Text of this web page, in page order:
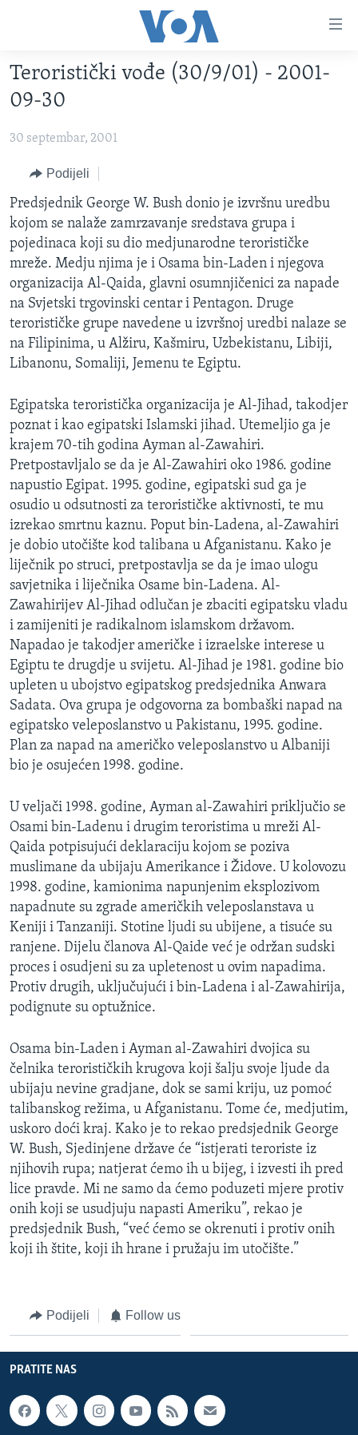
glavni
sadržaj
na
navigaciju
Idi
na
pretragu
FOTOGRAFIJE DANA
VIJESTI
SJEDINJENE AMERIČKE DRŽAVE
BOSNA I HERCEGOVINA
SVIJET
NAUKA I TEHNOLOGIJA
SPECIJALNI PROJEKTI
KORUPCIJA
SLOBODA MEDIJA
ŽENSKA STRANA
IZBJEGLIČKA STRANA
MAGAZIN
O GLASU AMERIKE
Learning English
PRATITE NAS
Jezici
Teroristički vođe (30/9/01) - 2001-
09-30
30 septembar, 2001
Podijeli
Predsjednik George W. Bush donio je izvršnu uredbu
kojom se nalaže zamrzavanje sredstava grupa i
pojedinaca koji su dio medjunarodne terorističke
mreže. Medju njima je i Osama bin-Laden i njegova
organizacija Al-Qaida, glavni osumnjičenici za napade
na Svjetski trgovinski centar i Pentagon. Druge
terorističke grupe navedene u izvršnoj uredbi nalaze se
na Filipinima, u Alžiru, Kašmiru, Uzbekistanu, Libiji,
Libanonu, Somaliji, Jemenu te Egiptu.
Egipatska teroristička organizacija je Al-Jihad, takodjer
poznat i kao egipatski Islamski jihad. Utemeljio ga je
krajem 70-tih godina Ayman al-Zawahiri.
Pretpostavljalo se da je Al-Zawahiri oko 1986. godine
napustio Egipat. 1995. godine, egipatski sud ga je
osudio u odsutnosti za terorističke aktivnosti, te mu
izrekao smrtnu kaznu. Poput bin-Ladena, al-Zawahiri
je dobio utočište kod talibana u Afganistanu. Kako je
liječnik po struci, pretpostavlja se da je imao ulogu
savjetnika i liječnika Osame bin-Ladena. Al-
Zawahirijev Al-Jihad odlučan je zbaciti egipatsku vladu
i zamijeniti je radikalnom islamskom državom.
Napadao je takodjer američke i izraelske interese u
Egiptu te drugdje u svijetu. Al-Jihad je 1981. godine bio
upleten u ubojstvo egipatskog predsjednika Anwara
Sadata. Ova grupa je odgovorna za bombaški napad na
egipatsko veleposlanstvo u Pakistanu, 1995. godine.
Plan za napad na američko veleposlanstvo u Albaniji
bio je osujećen 1998. godine.
U veljači 1998. godine, Ayman al-Zawahiri priključio se
Osami bin-Ladenu i drugim teroristima u mreži Al-
Qaida potpisujući deklaraciju kojom se poziva
muslimane da ubijaju Amerikance i Židove. U kolovozu
1998. godine, kamionima napunjenim eksplozivom
napadnute su zgrade američkih veleposlanstava u
Keniji i Tanzaniji. Stotine ljudi su ubijene, a tisuće su
ranjene. Dijelu članova Al-Qaide već je održan sudski
proces i osudjeni su za upletenost u ovim napadima.
Protiv drugih, uključujući i bin-Ladena i al-Zawahirija,
podignute su optužnice.
Osama bin-Laden i Ayman al-Zawahiri dvojica su
čelnika terorističkih krugova koji šalju svoje ljude da
ubijaju nevine gradjane, dok se sami kriju, uz pomoć
talibanskog režima, u Afganistanu. Tome će, medjutim,
uskoro doći kraj. Kako je to rekao predsjednik George
W. Bush, Sjedinjene države će “istjerati teroriste iz
njihovih rupa; natjerat ćemo ih u bijeg, i izvesti ih pred
lice pravde. Mi ne samo da ćemo poduzeti mjere protiv
onih koji se usudjuju napasti Ameriku”, rekao je
predsjednik Bush, “već ćemo se okrenuti i protiv onih
koji ih štite, koji ih hrane i pružaju im utočište.”
Podijeli Follow us
PRATITE NAS